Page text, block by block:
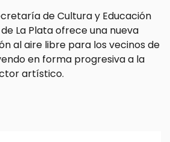
de Cultura y Educación
La Plata ofrece una nueva
al aire libre para los vecinos de
en forma progresiva a la
artístico.